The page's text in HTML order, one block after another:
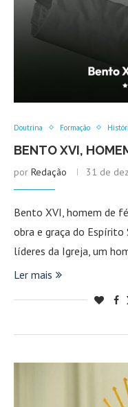
Doutrina Formação
BENTO XVI,
por Redação 31 de
Bento XVI, homem de
obra e graça do Espírito
líderes da Igreja, um
Ler mais